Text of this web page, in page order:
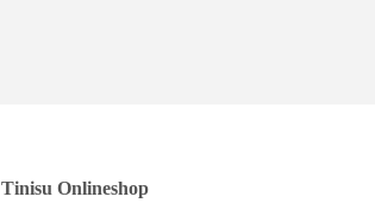
Tinisu Onlineshop